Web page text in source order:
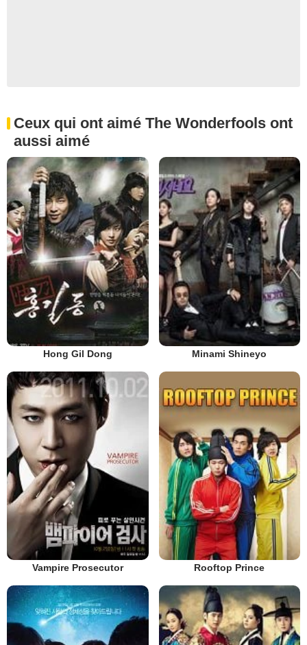
Ceux qui ont aimé The Wonderfools ont
aussi aimé
Hong Gil Dong Minami Shineyo
Vampire Prosecutor Rooftop Prince